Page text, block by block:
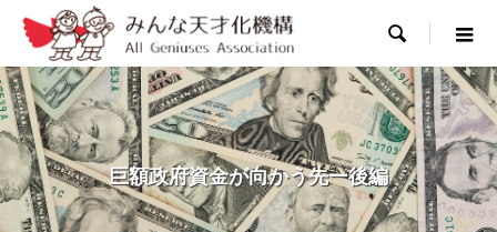

巨額政府資金が向かう先ー後編